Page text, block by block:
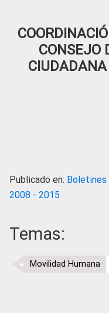
CONSEJO
Publicado en: Boletines
2008 - 2015
Temas:
Movilidad Humana